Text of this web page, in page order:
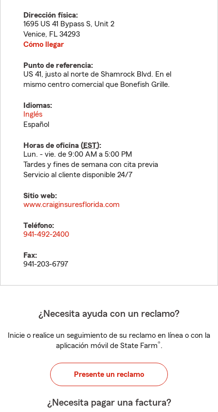
Dirección física:
1695 US 41 Bypass S, Unit 2
Venice, FL 34293
Cómo llegar
Punto de referencia:
US 41, justo al norte de Shamrock Blvd. En el
mismo centro comercial que Bonefish Grille.
Idiomas:
Inglés
Español
Horas de oficina (EST):
Lun. - vie. de 9:00 AM a 5:00 PM
Tardes y fines de semana con cita previa
Servicio al cliente disponible 24/7
Sitio web:
www.craiginsuresflorida.com
Teléfono:
941-492-2400
Fax:
941-203-6797
¿Necesita ayuda con un reclamo?
Inicie o realice un seguimiento de su reclamo en línea o con la
aplicación móvil de State Farm®.
Presente un reclamo
¿Necesita pagar una factura?